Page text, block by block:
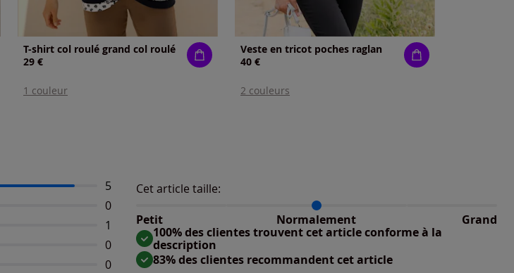
T-shirt col roulé grand col roulé
29 €
1 couleur
Veste en tricot poches raglan
40 €
2 couleurs
Nombre d'avis :
5
Aucun avis disponible
0
Nombre d'avis :
1
Aucun avis disponible
0
Aucun avis disponible
0
Cet article taille:
Petit
Normalement Grand
Répartition du taillant selon les avis clients
Taille grand : 0%
100% des clientes trouvent cet article conforme à la
description
83% des clientes recommandent cet article